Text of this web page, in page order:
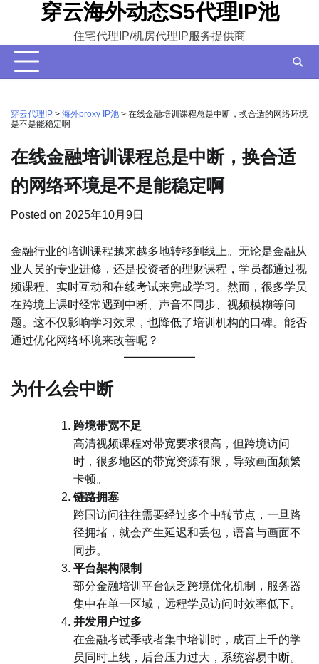
content
穿云海外动态S5代理IP池
住宅代理IP/机房代理IP服务提供商
穿云代理IP > 海外proxy IP池 > 在线金融培训课程总是中断，换合适的网络环境
是不是能稳定啊
在线金融培训课程总是中断，换合适
的网络环境是不是能稳定啊
Posted on 2025年10月9日
金融行业的培训课程越来越多地转移到线上。无论是金融从
业人员的专业进修，还是投资者的理财课程，学员都通过视
频课程、实时互动和在线考试来完成学习。然而，很多学员
在跨境上课时经常遇到中断、声音不同步、视频模糊等问
题。这不仅影响学习效果，也降低了培训机构的口碑。能否
通过优化网络环境来改善呢？
为什么会中断
跨境带宽不足
高清视频课程对带宽要求很高，但跨境访问
时，很多地区的带宽资源有限，导致画面频繁
卡顿。
链路拥塞
跨国访问往往需要经过多个中转节点，一旦路
径拥堵，就会产生延迟和丢包，语音与画面不
同步。
平台架构限制
部分金融培训平台缺乏跨境优化机制，服务器
集中在单一区域，远程学员访问时效率低下。
并发用户过多
在金融考试季或者集中培训时，成百上千的学
员同时上线，后台压力过大，系统容易中断。